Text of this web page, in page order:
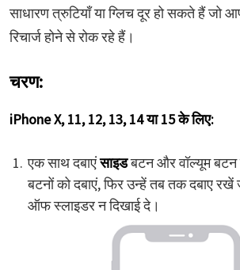
साधारण त्रुटियाँ या ग्लिच दूर हो सकते हैं जो
रिचार्ज होने से रोक रहे हैं।
चरण:
iPhone X, 11, 12, 13, 14 या 15 के लिए:
एक साथ दबाएंसाइडबटन और वॉल्यूम
बटनों को दबाएं, फिर उन्हें तब तक दबाए
ऑफ स्लाइडर न दिखाई दे।